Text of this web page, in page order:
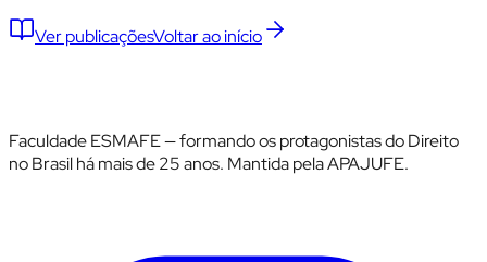
Ver publicaçõesVoltar ao início
Faculdade ESMAFE — formando os protagonistas do Direito
no Brasil há mais de 25 anos. Mantida pela APAJUFE.